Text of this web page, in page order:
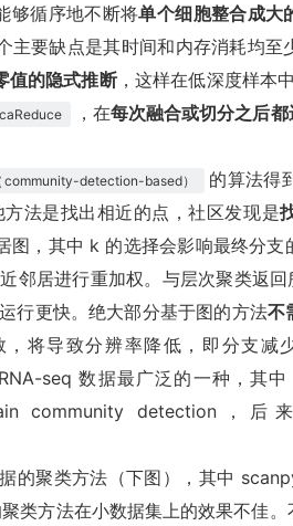
够循序地不断将单个细胞整合成大
主要缺点是其时间和内存消耗均
值的隐式推断，这样在低深度样本
，在每次融合或切分之后
community-detection-based）
的算法得
法是找出相近的点，社区发现是
，其中 k 的选择会影响最终分支
邻居进行重加权。与层次聚类返
行更快。绝大部分基于图的方法不
，将导致分辨率降低，即分支
seq 数据最广泛的一种，其中
community detection，
的聚类方法（下图），其中
类方法在小数据集上的效果不佳